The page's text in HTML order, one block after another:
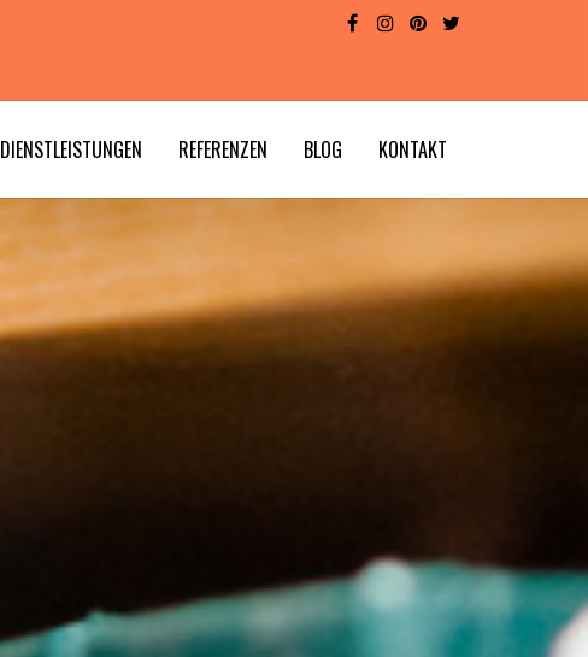
DIENSTLEISTUNGEN REFERENZEN BLOG KONTAKT